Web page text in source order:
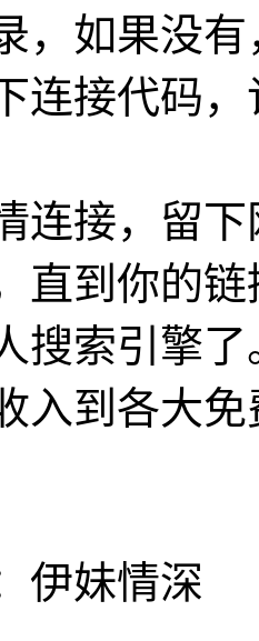
，如果没
连接代码
连接，留
直到你的
搜索引擎
入到各大
妹情深